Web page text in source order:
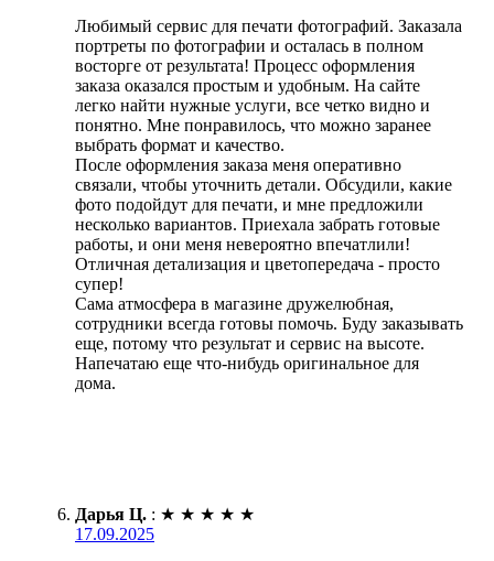
Любимый сервис для печати фотографий. Заказала
портреты по фотографии и осталась в полном
восторге от результата! Процесс оформления
заказа оказался простым и удобным. На сайте
легко найти нужные услуги, все четко видно и
понятно. Мне понравилось, что можно заранее
выбрать формат и качество.
После оформления заказа меня оперативно
связали, чтобы уточнить детали. Обсудили, какие
фото подойдут для печати, и мне предложили
несколько вариантов. Приехала забрать готовые
работы, и они меня невероятно впечатлили!
Отличная детализация и цветопередача - просто
супер!
Сама атмосфера в магазине дружелюбная,
сотрудники всегда готовы помочь. Буду заказывать
еще, потому что результат и сервис на высоте.
Напечатаю еще что-нибудь оригинальное для
дома.
Дарья Ц. : ★ ★ ★ ★ ★
17.09.2025